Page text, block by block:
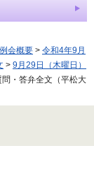
会概要 > 令和4年9月
> 9月29日（木曜日）
・答弁全文（平松大